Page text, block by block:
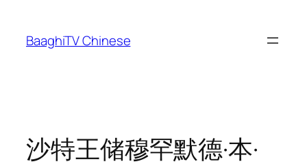
content
BaaghiTV Chinese
沙特王储穆罕默德·本·